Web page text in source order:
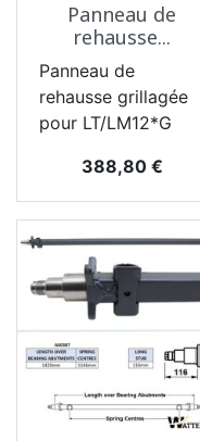
Panneau de
rehausse...
Panneau de
rehausse grillagée
pour LT/LM12*G
Prix
388,80 €